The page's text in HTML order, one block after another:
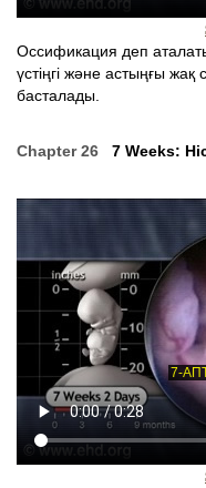
Оссификация деп
үстіңгі және астыңғы жақ
басталады.
Chapter 26 7 Weeks: